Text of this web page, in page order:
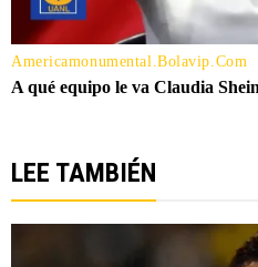
LEE TAMBIÉN